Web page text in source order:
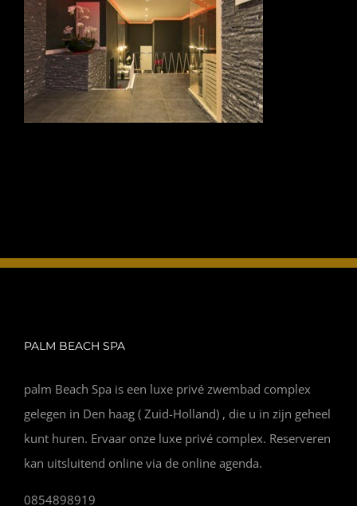
INFO
OPENINGSTIJDEN
PALM BEACH SPA
palm Beach Spa is een luxe privé zwembad complex
gelegen in Den haag ( Zuid-Holland) , die u in zijn geheel
kunt huren. Ervaar onze luxe privé complex. Reserveren
kan uitsluitend online via de online agenda.
0854898919